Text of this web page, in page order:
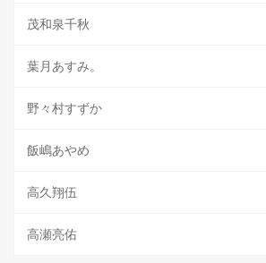
茂和泉千秋
葉月あすみ。
野々村すずか
飯嶋あやめ
高久翔伍
高瀬亮佑